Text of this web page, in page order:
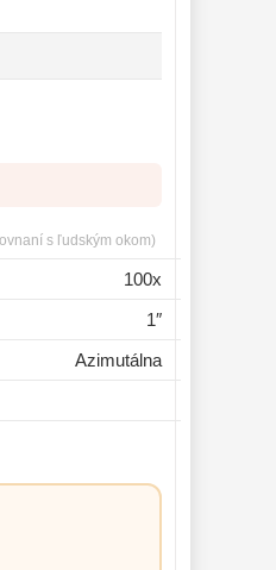
s ľudským okom)
100x
1″
Azimutálna